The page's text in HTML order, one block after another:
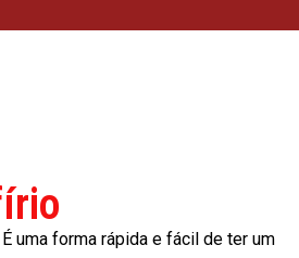
uma forma rápida e fácil de ter um